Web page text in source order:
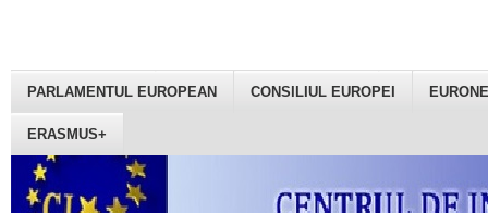
PARLAMENTUL EUROPEAN CONSILIUL EUROPEI
ERASMUS+